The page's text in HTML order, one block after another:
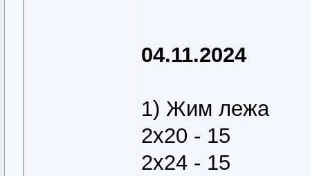
04.11.2024
1) Жим лежа
2х20 - 15
2х24 - 15